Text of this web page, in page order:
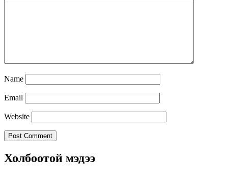
Name
Email
Website
Холбоотой мэдээ